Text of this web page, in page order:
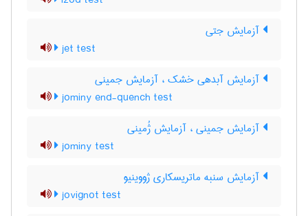
آزمایش جتی
jet test
آزمایش آبدهی خشک ، آزمایش جمینی
jominy end-quench test
آزمایش جمینی ، آزمایش ژُمینی
jominy test
آزمایش سنبه ماتریسکاری ژووینیو
jovignot test